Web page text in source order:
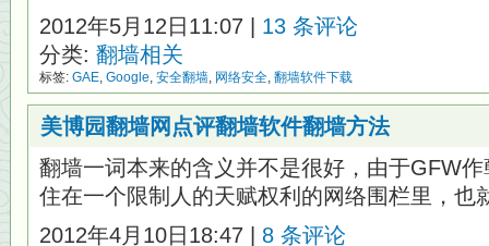
2012年5月12日11:07 | 13 条评论
分类: 翻墙相关
标签: GAE, Google, 安全翻墙, 网络安全, 翻墙软件下载
美博园翻墙网点评翻墙软件翻墙方法
翻墙一词本来的含义并不是很好，由于GFW
住在一个限制人的天赋权利的网络围栏里，
2012年4月10日18:47 | 8 条评论